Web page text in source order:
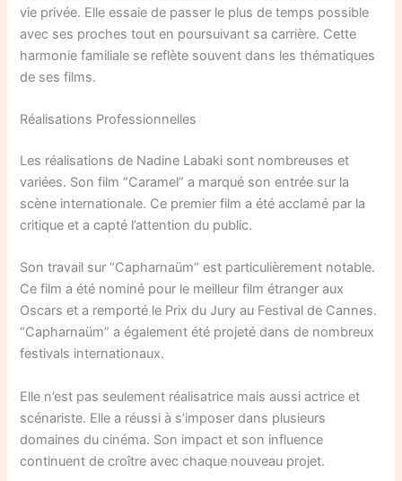
vie privée. Elle essaie de passer le plus de temps possible
avec ses proches tout en poursuivant sa carrière. Cette
harmonie familiale se reflète souvent dans les thématiques
de ses films.
Réalisations Professionnelles
Les réalisations de Nadine Labaki sont nombreuses et
variées. Son film “Caramel” a marqué son entrée sur la
scène internationale. Ce premier film a été acclamé par la
critique et a capté l’attention du public.
Son travail sur “Capharnaüm” est particulièrement notable.
Ce film a été nominé pour le meilleur film étranger aux
Oscars et a remporté le Prix du Jury au Festival de Cannes.
“Capharnaüm” a également été projeté dans de nombreux
festivals internationaux.
Elle n’est pas seulement réalisatrice mais aussi actrice et
scénariste. Elle a réussi à s’imposer dans plusieurs
domaines du cinéma. Son impact et son influence
continuent de croître avec chaque nouveau projet.